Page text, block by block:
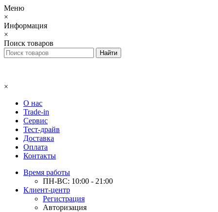
Меню
×
Информация
×
Поиск товаров
×
О нас
Trade-in
Сервис
Тест-драйв
Доставка
Оплата
Контакты
Время работы
ПН-ВС: 10:00 - 21:00
Клиент-центр
Регистрация
Авторизация